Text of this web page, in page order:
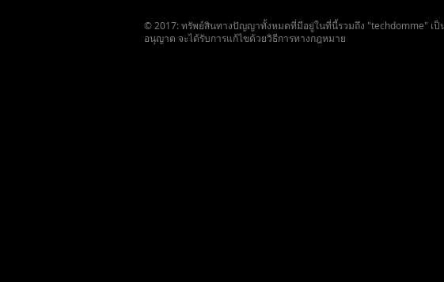
© 2017: ทรัพย์สินทางปัญญาทั้งหมดที่มีอยู่ในที่นี้รวมถึง "techdomme" เ
อนุญาต จะได้รับการแก้ไขด้วยวิธีการทางกฎหมาย